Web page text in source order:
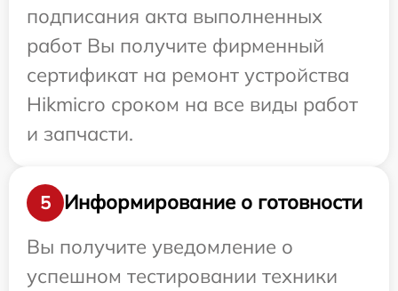
подписания акта выполненных
работ Вы получите фирменный
сертификат на ремонт устройства
Hikmicro сроком на все виды работ
и запчасти.
5
Информирование о готовности
Вы получите уведомление о
успешном тестировании техники